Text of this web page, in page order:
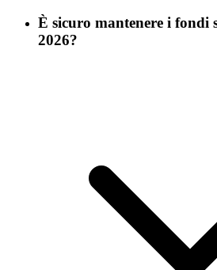
È sicuro mantenere i fondi
2026?